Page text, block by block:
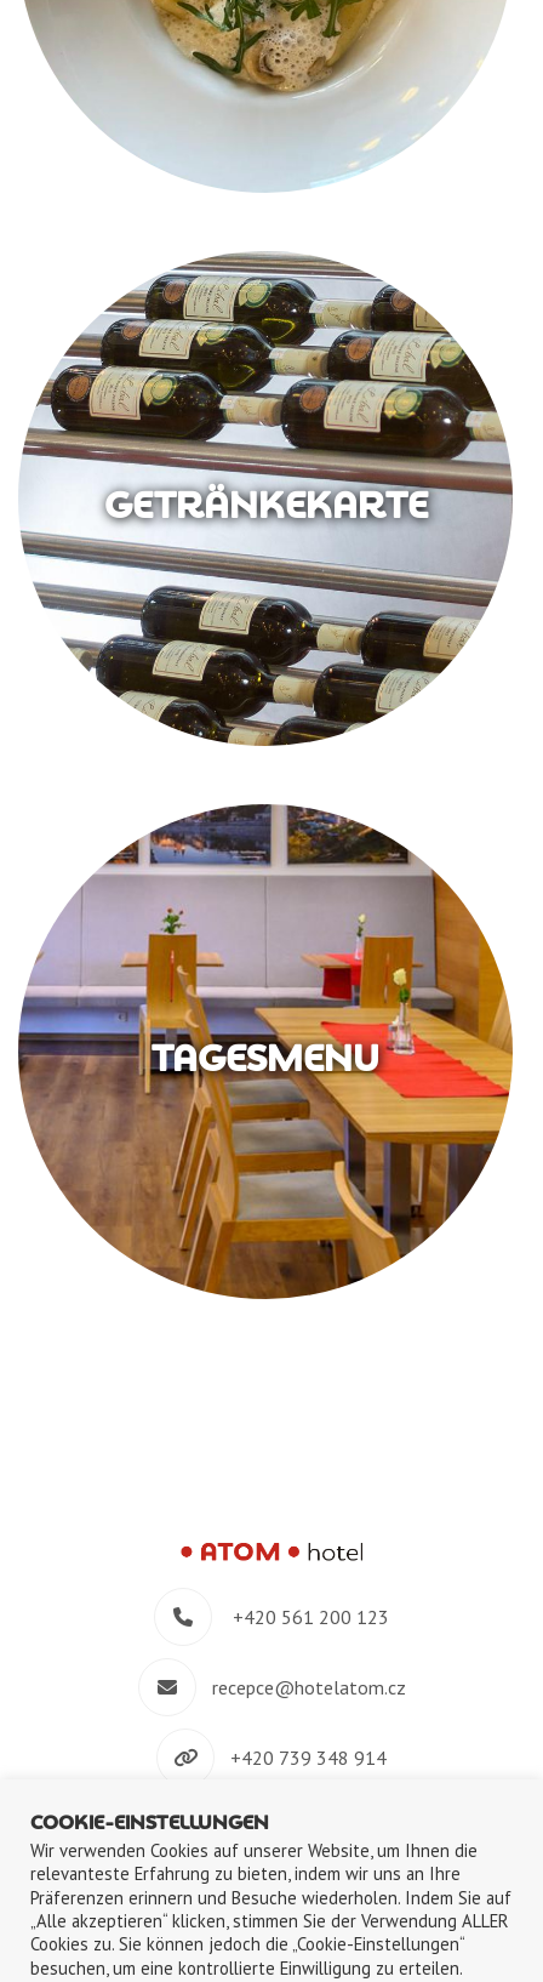
GETRÄNKEKARTE
TAGESMENU
+420 561 200 123
recepce@hotelatom.cz
+420 739 348 914
Velkomeziříčská 640/45, 674 01 Třebíč
©2018-2026 ATOM s.r.o. |Personaldatenschutz Nutzung von Cookies
COOKIE-EINSTELLUNGEN
Wir verwenden Cookies auf unserer Website, um Ihnen die
relevanteste Erfahrung zu bieten, indem wir uns an Ihre
Präferenzen erinnern und Besuche wiederholen. Indem Sie auf
„Alle akzeptieren“ klicken, stimmen Sie der Verwendung ALLER
Cookies zu. Sie können jedoch die „Cookie-Einstellungen“
besuchen, um eine kontrollierte Einwilligung zu erteilen.